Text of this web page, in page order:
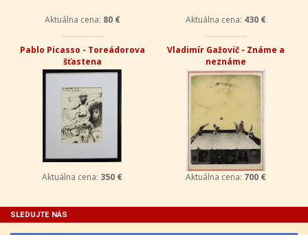
Aktuálna cena: 80 € Aktuálna cena: 430 €
Pablo Picasso - Toreádorova
šťastena
Aktuálna cena: 350 €
Vladimír Gažovič - Známe a
neznáme
Aktuálna cena: 700 €
SLEDUJTE NÁS